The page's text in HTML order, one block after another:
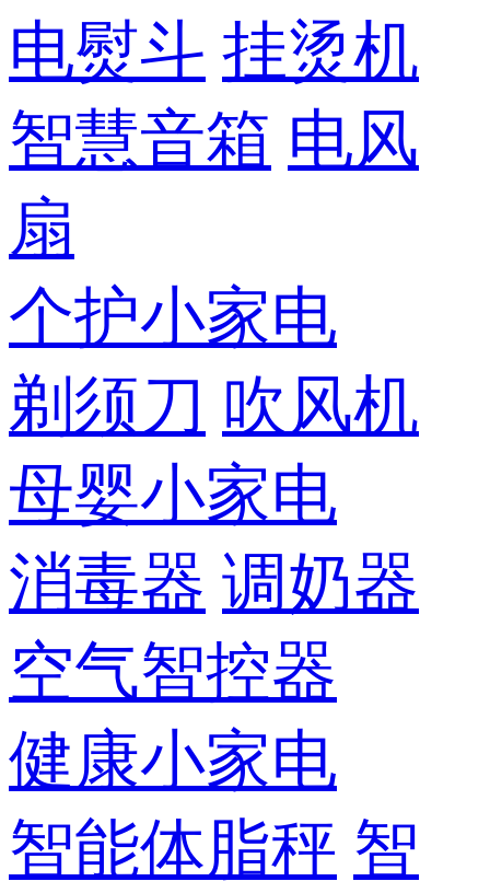
电熨斗 挂烫机
智慧音箱 电风
扇
个护小家电
剃须刀 吹风机
母婴小家电
消毒器 调奶器
空气智控器
健康小家电
智能体脂秤 智